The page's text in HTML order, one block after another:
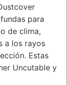
para
de clima,
a los rayos
Estas
Uncutable y